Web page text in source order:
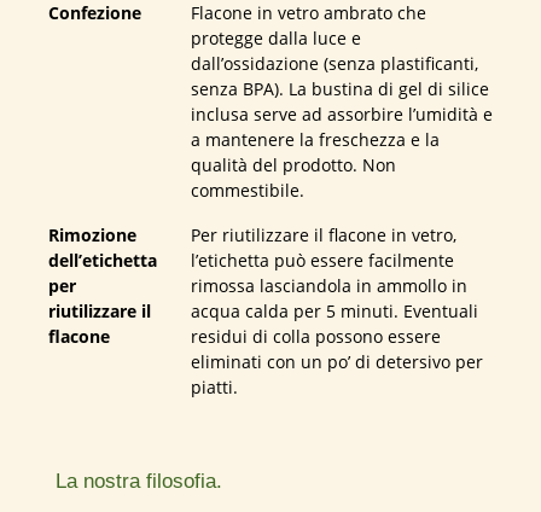
Confezione
Flacone in vetro ambrato che
protegge dalla luce e
dall’ossidazione (senza plastificanti,
senza BPA). La bustina di gel di silice
inclusa serve ad assorbire l’umidità e
a mantenere la freschezza e la
qualità del prodotto. Non
commestibile.
Rimozione
dell’etichetta
per
riutilizzare il
flacone
Per riutilizzare il flacone in vetro,
l’etichetta può essere facilmente
rimossa lasciandola in ammollo in
acqua calda per 5 minuti. Eventuali
residui di colla possono essere
eliminati con un po’ di detersivo per
piatti.
La nostra filosofia.